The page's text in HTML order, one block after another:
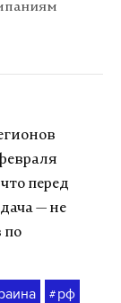
перед
— не
по
# рф